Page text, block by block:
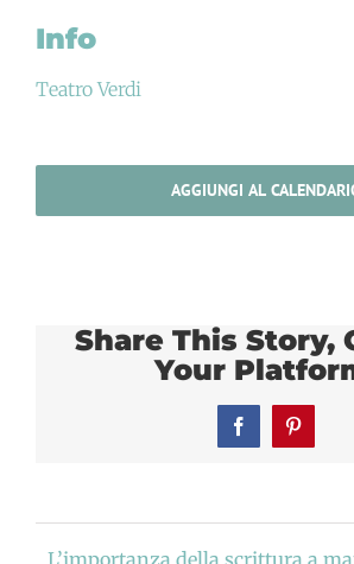
Info
Teatro Verdi
AGGIUNGI AL
Share This Story,
Your
FacebookPinterest
L’importanza della scrittura a